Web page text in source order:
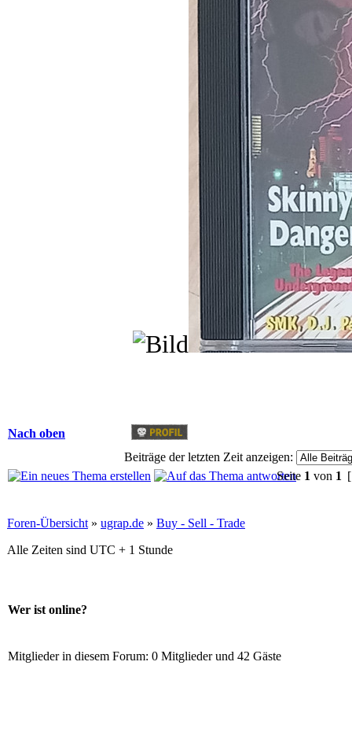
Nach oben
Beiträge der letzten Zeit anzeigen:
Seite 1 von 1
Foren-Übersicht » ugrap.de » Buy - Sell - Trade
Alle Zeiten sind UTC + 1 Stunde
Wer ist online?
Mitglieder in diesem Forum: 0 Mitglieder und 42 Gäste